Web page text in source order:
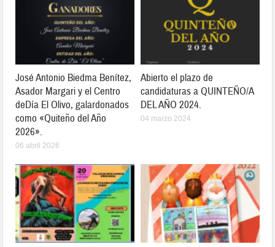
José Antonio Biedma Benítez,
Asador Margari y el Centro
deDía El Olivo, galardonados
como «Quiteño del Año
2026».
06 abril 2026
Abierto el plazo de
candidaturas a QUINTEÑO/A
DEL AÑO 2024.
04 marzo 2024